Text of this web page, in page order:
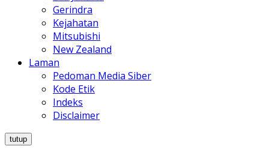
Gerindra
Kejahatan
Mitsubishi
New Zealand
Laman
Pedoman Media Siber
Kode Etik
Indeks
Disclaimer
tutup